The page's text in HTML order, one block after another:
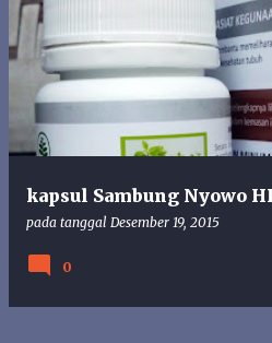
kapsul Sambung Nyowo
pada tanggal Desember 19, 2015
0